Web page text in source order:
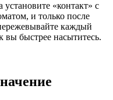
«контакт» с
и только после
каждый
вы быстрее насытитесь.